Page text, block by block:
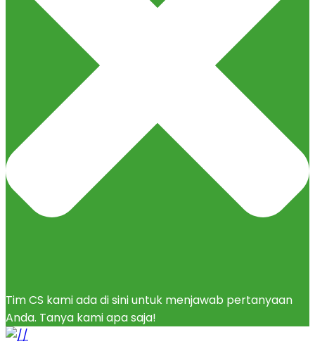
Tim CS kami ada di sini untuk menjawab pertanyaan
Anda. Tanya kami apa saja!